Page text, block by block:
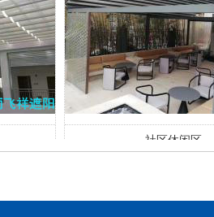
区 阳